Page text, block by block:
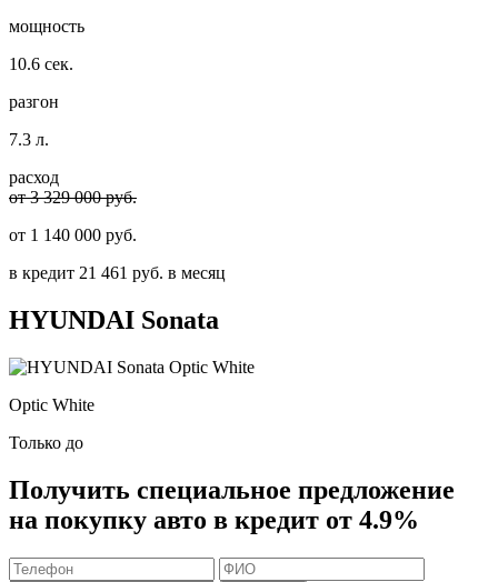
мощность
10.6 сек.
разгон
7.3 л.
расход
от 3 329 000 руб.
от 1 140 000 руб.
в кредит 21 461 руб. в месяц
HYUNDAI Sonata
Optic White
Только до
Получить специальное предложение
на покупку авто в кредит от 4.9%